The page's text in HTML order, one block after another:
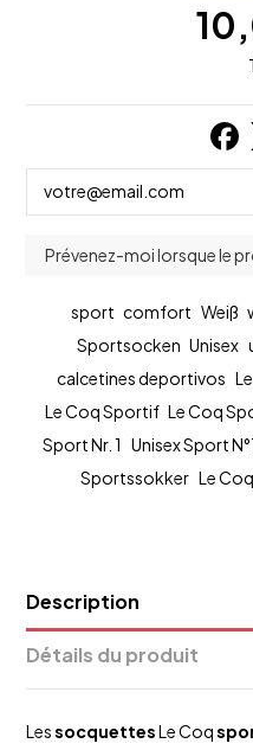
sport comfort Weiß
Sportsocken Unisex
calcetines deportivos
Le Coq Sportif Le Coq
Sport Nr. 1 Unisex Sport
Sportssokker Le
Description
Détails du produit
LessocquettesLe Coq